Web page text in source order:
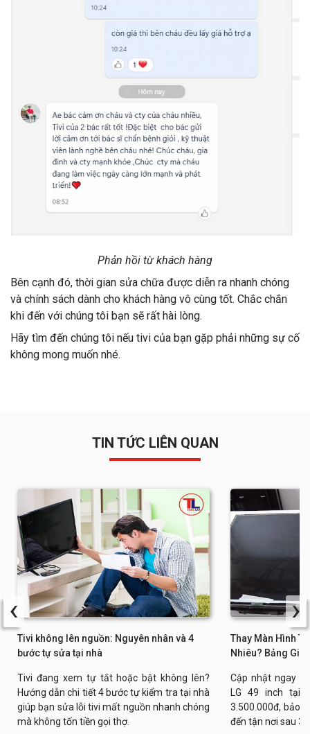
Phản hồi từ khách hàng
Bên cạnh đó, thời gian sửa chữa được diễn ra nhanh chóng
và chính sách dành cho khách hàng vô cùng tốt. Chắc chắn
khi đến với chúng tôi bạn sẽ rất hài lòng.
Hãy tìm đến chúng tôi nếu tivi của bạn gặp phải những sự cố
không mong muốn nhé.
TIN TỨC LIÊN QUAN
Tivi không lên nguồn: Nguyên nhân và 4
bước tự sửa tại nhà
Tivi đang xem tự tắt hoặc bật không lên?
Hướng dẫn chi tiết 4 bước tự kiểm tra tại nhà
giúp bạn sửa lỗi tivi mất nguồn nhanh chóng
mà không tốn tiền gọi thợ.
Thay Màn Hình
Nhiêu? Bảng Giá
Cập nhật ngay
LG 49 inch tại
3.500.000đ, bảo
đến tận nơi sau
‹ ›